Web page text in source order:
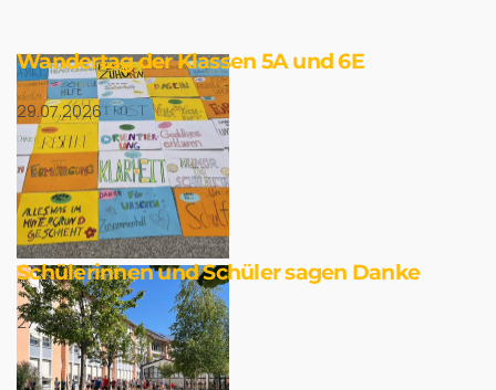
Wandertag der Klassen 5A und 6E
29.07.2026
Schülerinnen und Schüler sagen Danke
27.07.2026